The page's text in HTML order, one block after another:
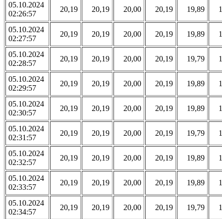
05.10.2024
02:26:57
20,19 20,19 20,00 20,19 19,89
05.10.2024
02:27:57
20,19 20,19 20,00 20,19 19,89
05.10.2024
02:28:57
20,19 20,19 20,00 20,19 19,79
05.10.2024
02:29:57
20,19 20,19 20,00 20,19 19,89
05.10.2024
02:30:57
20,19 20,19 20,00 20,19 19,89
05.10.2024
02:31:57
20,19 20,19 20,00 20,19 19,79
05.10.2024
02:32:57
20,19 20,19 20,00 20,19 19,89
05.10.2024
02:33:57
20,19 20,19 20,00 20,19 19,89
05.10.2024
02:34:57
20,19 20,19 20,00 20,19 19,79